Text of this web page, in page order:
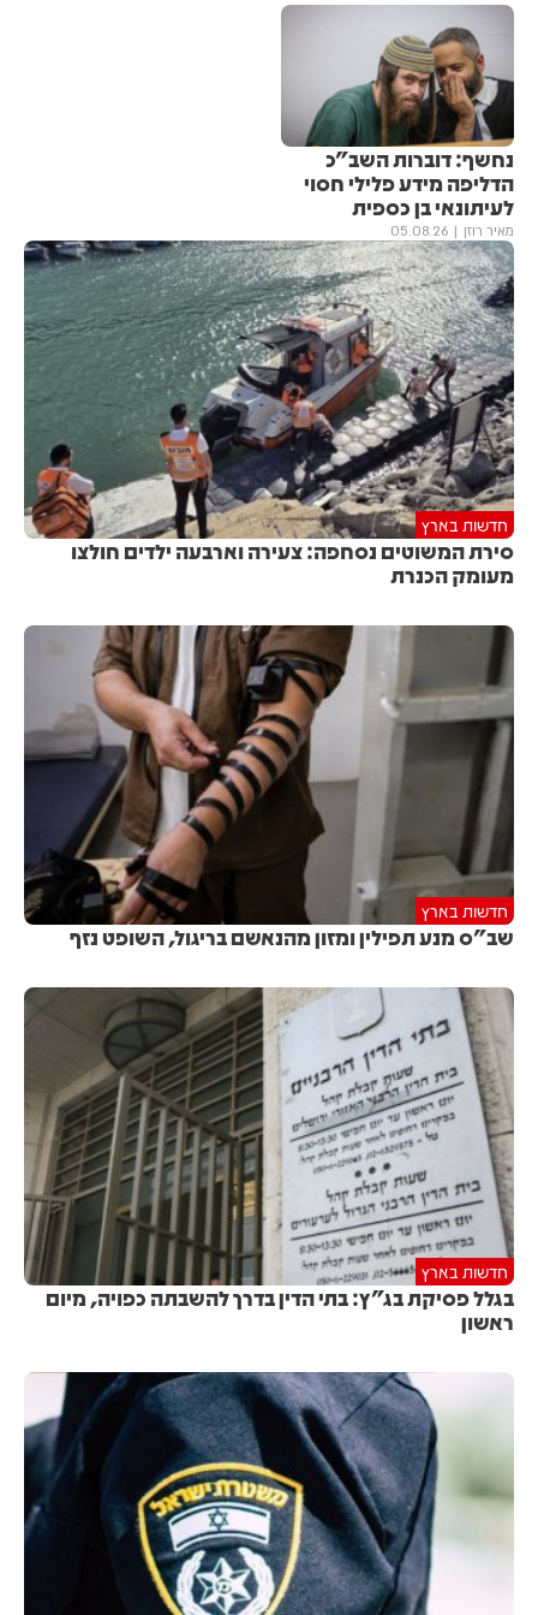
נחשף: דוברות השב"כ
הדליפה מידע פלילי חסוי
לעיתונאי בן כספית
מאיר רוזן 05.08.26
חדשות בארץ
סירת המשוטים נסחפה: צעירה וארבעה ילדים חולצו
מעומק הכנרת
חדשות בארץ
שב"ס מנע תפילין ומזון מהנאשם בריגול, השופט נזף
חדשות בארץ
בגלל פסיקת בג"ץ: בתי הדין בדרך להשבתה כפויה, מיום
ראשון